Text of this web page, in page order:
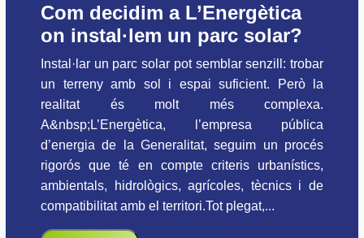
Com decidim a L’Energètica
on instal·lem un parc solar?
Instal·lar un parc solar pot semblar senzill: trobar
un terreny amb sol i espai suficient. Però la
realitat és molt més complexa.
A&nbsp;L’Energètica, l’empresa pública
d’energia de la Generalitat, seguim un procés
rigorós que té en compte criteris urbanístics,
ambientals, hidrològics, agrícoles, tècnics i de
compatibilitat amb el territori.Tot plegat,...